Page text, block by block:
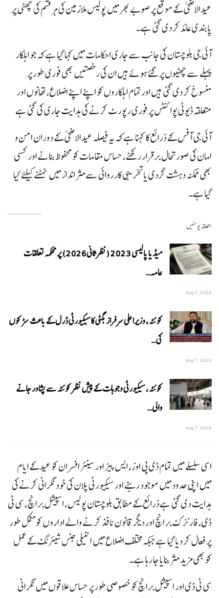
عیدالاضحی کے موقع پر صوبے بھر میں پولیس ملازمین کی ہر قسم کی چھٹی پر
پابندی عائد کر دی گئی ہے۔
آئی جی بلوچستان کی جانب سے جاری احکامات میں کہا گیا ہے کہ جو اہلکار
پہلے سے چھٹیوں پر گئے ہوئے ہیں ان کی رخصتیں بھی فوری طور پر
منسوخ کر دی گئی ہیں اور تمام اہلکاروں کو اپنے اپنے اضلاع، تھانوں اور
متعلقہ ڈیوٹی پوائنٹس پر فوری رپورٹ کرنے کی ہدایت جاری کی گئی ہے
آئی جی آفس کے ذرائع کا کہنا ہے کہ یہ فیصلہ عیدالاضحی کے دوران امن و
امان کی صورتحال برقرار رکھنے، حساس مقامات کو محفوظ بنانے اور کسی
بھی ممکنہ دہشت گردی یا تخریبی کارروائی سے مثر انداز میں نمٹنے کیلئے کیا
گیا ہے۔
متعلقہ پوسٹیں
میڈیا پالیسی 2023 (نظرثانی 2026) پر محکمہ تعلقات
عامہ…
Aug 7, 2026
کوئٹہ، وزیراعلی سرفراز بگٹی کا سیکیورٹی ڈرل کے باعث سڑکوں
کی…
Aug 7, 2026
کوئٹہ، سیکیورٹی وجوہات کے پیش نظر کوئٹہ سے پشاور جانے
والی…
Aug 7, 2026
اسی سلسلے میں تمام ڈی پی اوز، ایس پیز اور سینئر افسران کو عید کے ایام
میں اپنی حدود میں موجود رہنے اور سیکیورٹی پلان کی خود نگرانی کرنے کی
ہدایت دی گئی ہے ذرائع کے مطابق بلوچستان پولیس، اسپیشل برانچ، سی ٹی
ڈی، فارنزک برانچ اور دیگر قانون نافذ کرنے والے اداروں کو مکمل طور
پر فعال کر دیا گیا ہے جبکہ مختلف اضلاع میں انٹیلی جنس شیئرنگ کے عمل
کو بھی مزید مثر بنایا جا رہا ہے۔
سی ٹی ڈی اور اسپیشل برانچ کو خصوصی طور پر حساس علاقوں میں نگرانی